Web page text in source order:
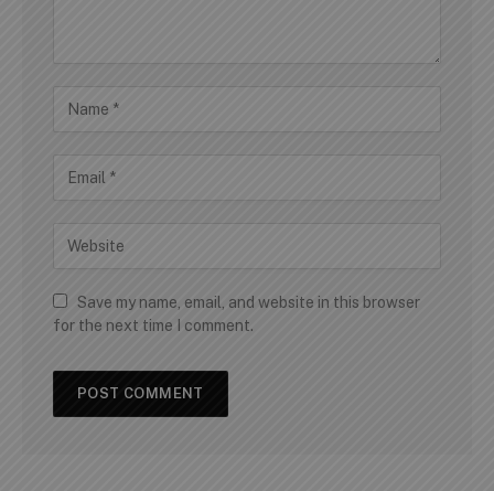
Save my name, email, and website in this browser
for the next time I comment.